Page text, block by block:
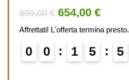
899,00 € 654,00 €
Affrettati! L'offerta termina presto.
0 0 1 5 5